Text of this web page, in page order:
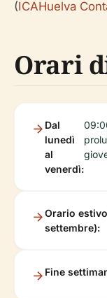
(ICAHuelva
Orari
Dal
lunedì
al
venerdì:
Orario
settembre):
Fine